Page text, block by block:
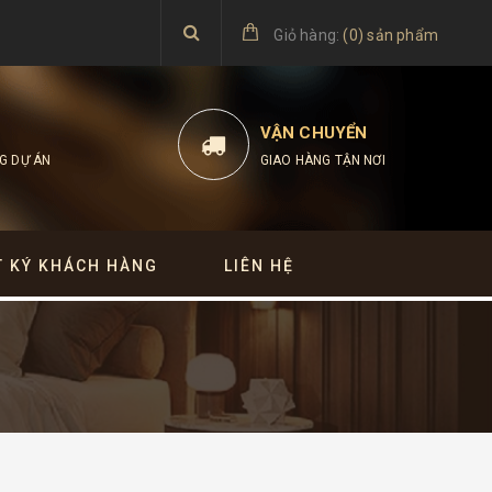
Giỏ hàng: (0)sản phẩm
DỰ ÁN
VẬN CHUYỂN
GIAO HÀNG TẬN NƠI
KÝ KHÁCH HÀNG LIÊN HỆ